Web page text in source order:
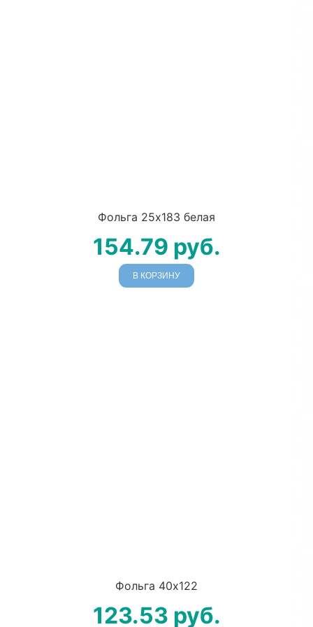
Фольга 25х183 белая
154.79 руб.
В КОРЗИНУ
Фольга 40х122
123.53 руб.